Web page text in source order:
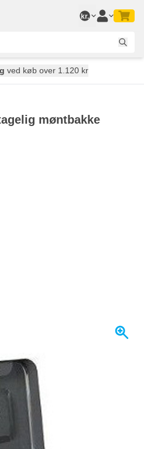
kr.
vi sender i dag
ved køb over 1.120 kr
møntbakke
Læg i kurv